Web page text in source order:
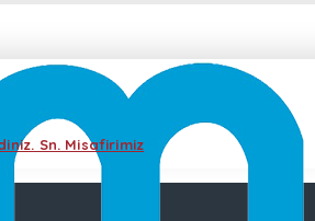
Sn. Misafirimiz